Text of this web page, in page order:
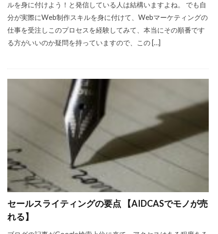
ルを身に付けよう！と発信している人は結構いますよね。 でも自
分が実際にWeb制作スキルを身に付けて、Webマーケティングの
仕事を受注しこのプロセスを経験してみて、本当にその順番です
る方がいいのか疑問を持っていますので、この […]
セールスライティングの要点 【AIDCASでモノが売
れる】